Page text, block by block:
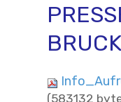
(583132